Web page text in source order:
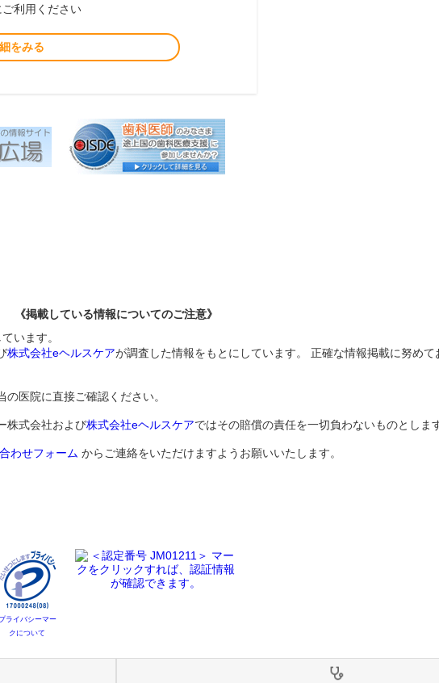
利用ください
をみる
《掲載している情報についてのご注意》
います。
株式会社eヘルスケアが調査した情報をもとにしています。 正確な情報掲載に努めて
医院に直接ご確認ください。
株式会社および株式会社eヘルスケアではその賠償の責任を一切負わないものとします
わせフォーム からご連絡をいただけますようお願いいたします。
ライバシーマー
クについて